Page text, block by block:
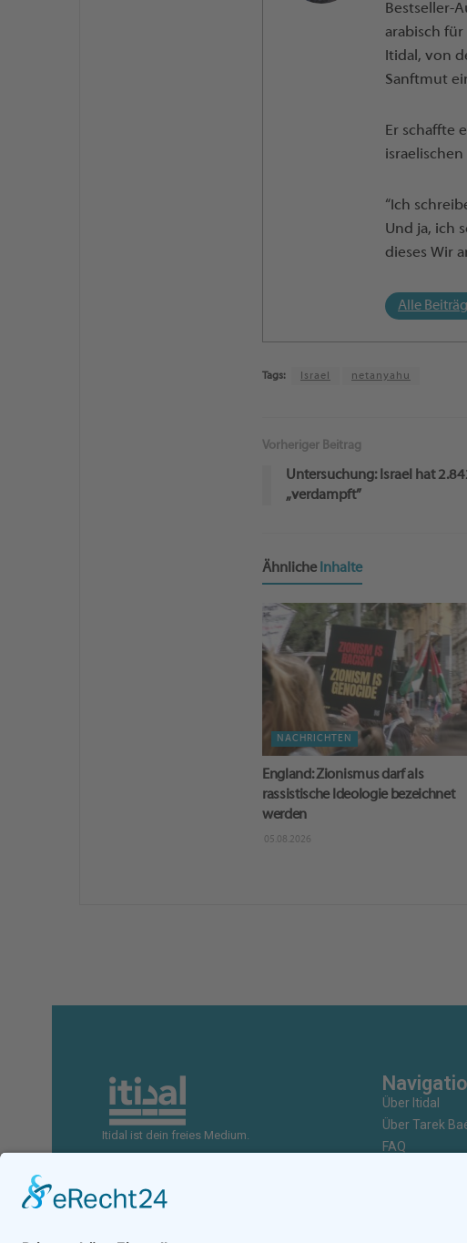
Bestseller-
arabisch
Itidal, von
Sanftmut
Er schaffte
“Ich
Und ja, ich
dieses Wir
Alle
Tags: Israel netanyahu
Vorheriger Beitrag
Untersuchung: Israel hat
„verdampft”
Ähnliche Inhalte
NACHRICHTEN
England: Zionismus darf als
rassistische Ideologie bezeichnet
werden
05.08.2026
Itidal ist dein freies Medium.
Über Itidal
Über Tarek
FAQ